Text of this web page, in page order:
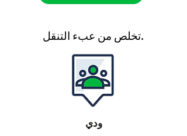
تخلص من عبء التنقل.
ودي